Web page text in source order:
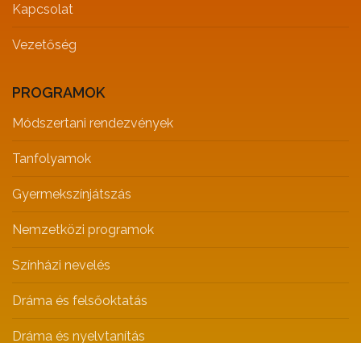
Kapcsolat
Vezetőség
PROGRAMOK
Módszertani rendezvények
Tanfolyamok
Gyermekszínjátszás
Nemzetközi programok
Színházi nevelés
Dráma és felsőoktatás
Dráma és nyelvtanítás